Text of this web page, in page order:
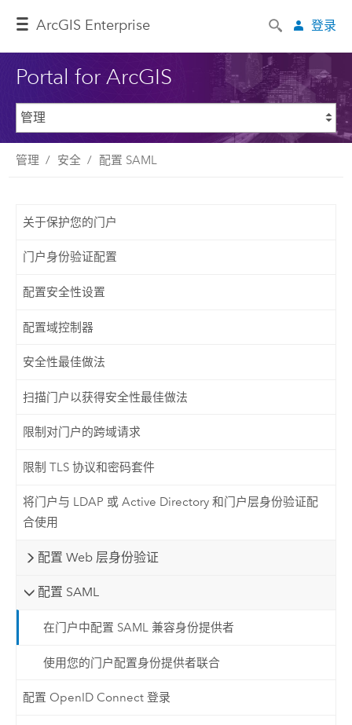
ArcGIS Enterprise 登录
Portal for ArcGIS
管理 安全 配置 SAML
关于保护您的门户
门户身份验证配置
配置安全性设置
配置域控制器
安全性最佳做法
扫描门户以获得安全性最佳做法
限制对门户的跨域请求
限制 TLS 协议和密码套件
将门户与 LDAP 或 Active Directory 和门户层身份验证配
合使用
配置 Web 层身份验证
配置 SAML
在门户中配置 SAML 兼容身份提供者
使用您的门户配置身份提供者联合
配置 OpenID Connect 登录